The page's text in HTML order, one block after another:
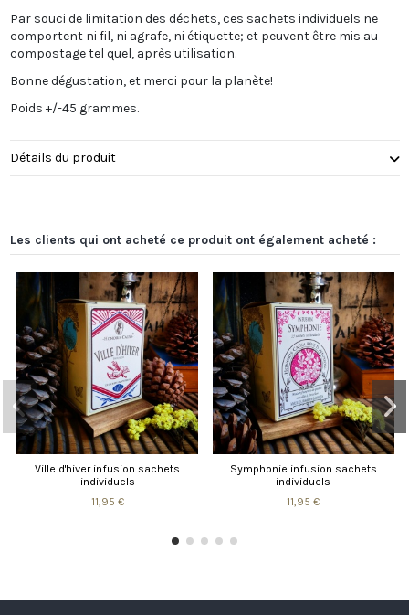
Par souci de limitation des déchets, ces sachets individuels ne
comportent ni fil, ni agrafe, ni étiquette; et peuvent être mis au
compostage tel quel, après utilisation.
Bonne dégustation, et merci pour la planète!
Poids +/-45 grammes.
Détails du produit
Les clients qui ont acheté ce produit ont également acheté :
Ville d'hiver infusion sachets
individuels
11,95 €
Symphonie infusion sachets
individuels
11,95 €